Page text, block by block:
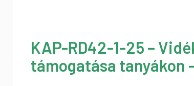
KAP-RD42-1-25 –
támogatása tanyákon